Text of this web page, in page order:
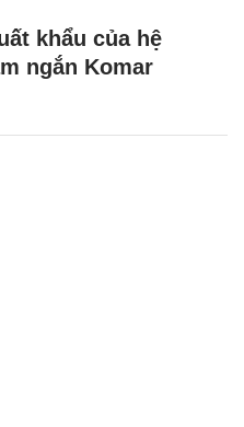
khẩu của hệ
ngắn Komar